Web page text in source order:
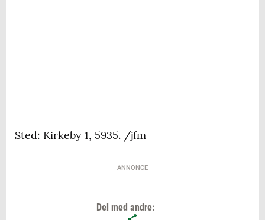
Sted: Kirkeby 1, 5935. /jfm
ANNONCE
Del med andre: